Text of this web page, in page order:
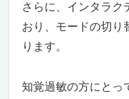
さらに、インタラク
おり、モードの切り
ります。
知覚過敏の方にとっ